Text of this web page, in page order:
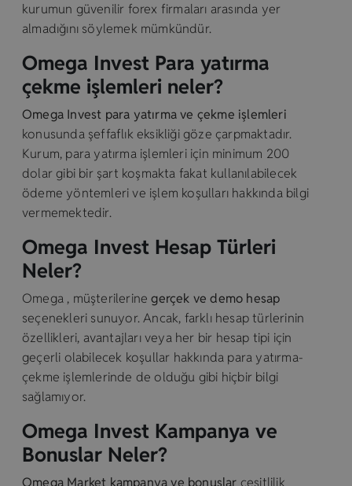
kurumun güvenilir forex firmaları arasında yer
almadığını söylemek mümkündür.
Omega Invest Para yatırma
çekme işlemleri neler?
Omega Invest para yatırma ve çekme işlemleri
konusunda şeffaflık eksikliği göze çarpmaktadır.
Kurum, para yatırma işlemleri için minimum 200
dolar gibi bir şart koşmakta fakat kullanılabilecek
ödeme yöntemleri ve işlem koşulları hakkında bilgi
vermemektedir.
Omega Invest Hesap Türleri
Neler?
Omega , müşterilerinegerçek ve demo hesap
seçenekleri sunuyor. Ancak, farklı hesap türlerinin
özellikleri, avantajları veya her bir hesap tipi için
geçerli olabilecek koşullar hakkında para yatırma-
çekme işlemlerinde de olduğu gibi hiçbir bilgi
sağlamıyor.
Omega Invest Kampanya ve
Bonuslar Neler?
Omega Market kampanya ve bonuslar çeşitlilik